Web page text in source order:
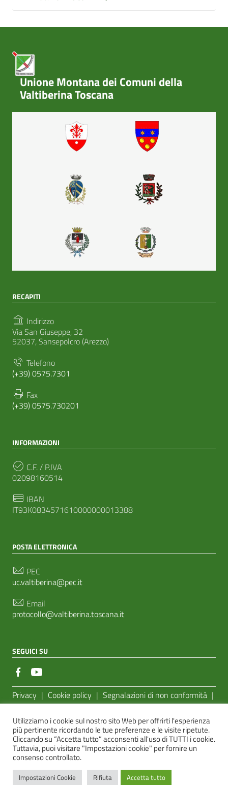
Unione Montana dei Comuni della
Valtiberina Toscana
RECAPITI
Indirizzo
Via San Giuseppe, 32
52037, Sansepolcro (Arezzo)
Telefono
(+39) 0575.7301
Fax
(+39) 0575.730201
INFORMAZIONI
C.F. / P.IVA
02098160514
IBAN
IT93K0834571610000000013388
POSTA ELETTRONICA
PEC
uc.valtiberina@pec.it
Email
protocollo@valtiberina.toscana.it
SEGUICI SU
Sezione Link Utili
Privacy | Cookie policy | Segnalazioni di non conformità |
AgID
Sito realizzato dallae-Linking Online Systems S.r.l.
Utilizziamo i cookie sul nostro sito Web per offrirti l'esperienza
più pertinente ricordando le tue preferenze e le visite ripetute.
Cliccando su “Accetta tutto” acconsenti all'uso di TUTTI i cookie.
Tuttavia, puoi visitare "Impostazioni cookie" per fornire un
consenso controllato.
Impostazioni Cookie Rifiuta Accetta tutto